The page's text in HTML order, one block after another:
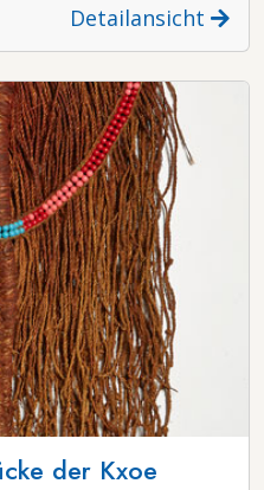
Detailansicht
der Kxoe